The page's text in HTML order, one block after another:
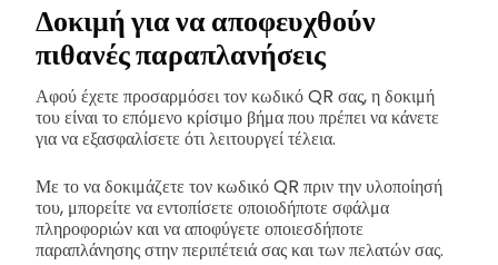
Δοκιμή για να αποφευχθούν
πιθανές παραπλανήσεις
Αφού έχετε προσαρμόσει τον κωδικό QR σας, η δοκιμή
του είναι το επόμενο κρίσιμο βήμα που πρέπει να κάνετε
για να εξασφαλίσετε ότι λειτουργεί τέλεια.
Με το να δοκιμάζετε τον κωδικό QR πριν την υλοποίησή
του, μπορείτε να εντοπίσετε οποιοδήποτε σφάλμα
πληροφοριών και να αποφύγετε οποιεσδήποτε
παραπλάνησης στην περιπέτειά σας και των πελατών σας.